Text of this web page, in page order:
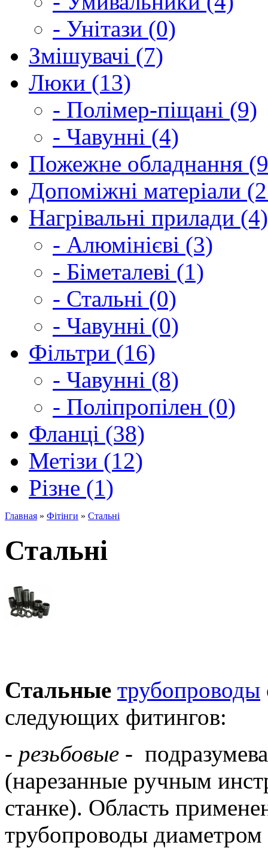
- Унітази (0)
Змішувачі (7)
Люки (13)
- Полімер-піщані (9)
- Чавунні (4)
Пожежне обладнання
Допоміжні матеріали
Нагрівальні прилади (4)
- Алюмінієві (3)
- Біметалеві (1)
- Стальні (0)
- Чавунні (0)
Фільтри (16)
- Чавунні (8)
- Поліпропілен (0)
Фланці (38)
Метізи (12)
Різне (1)
Главная » Фітінги » Стальні
Стальні
Стальные трубопроводы
следующих фитингов:
- резьбовые -
(нарезанные ручным
станке). Область
трубопроводы